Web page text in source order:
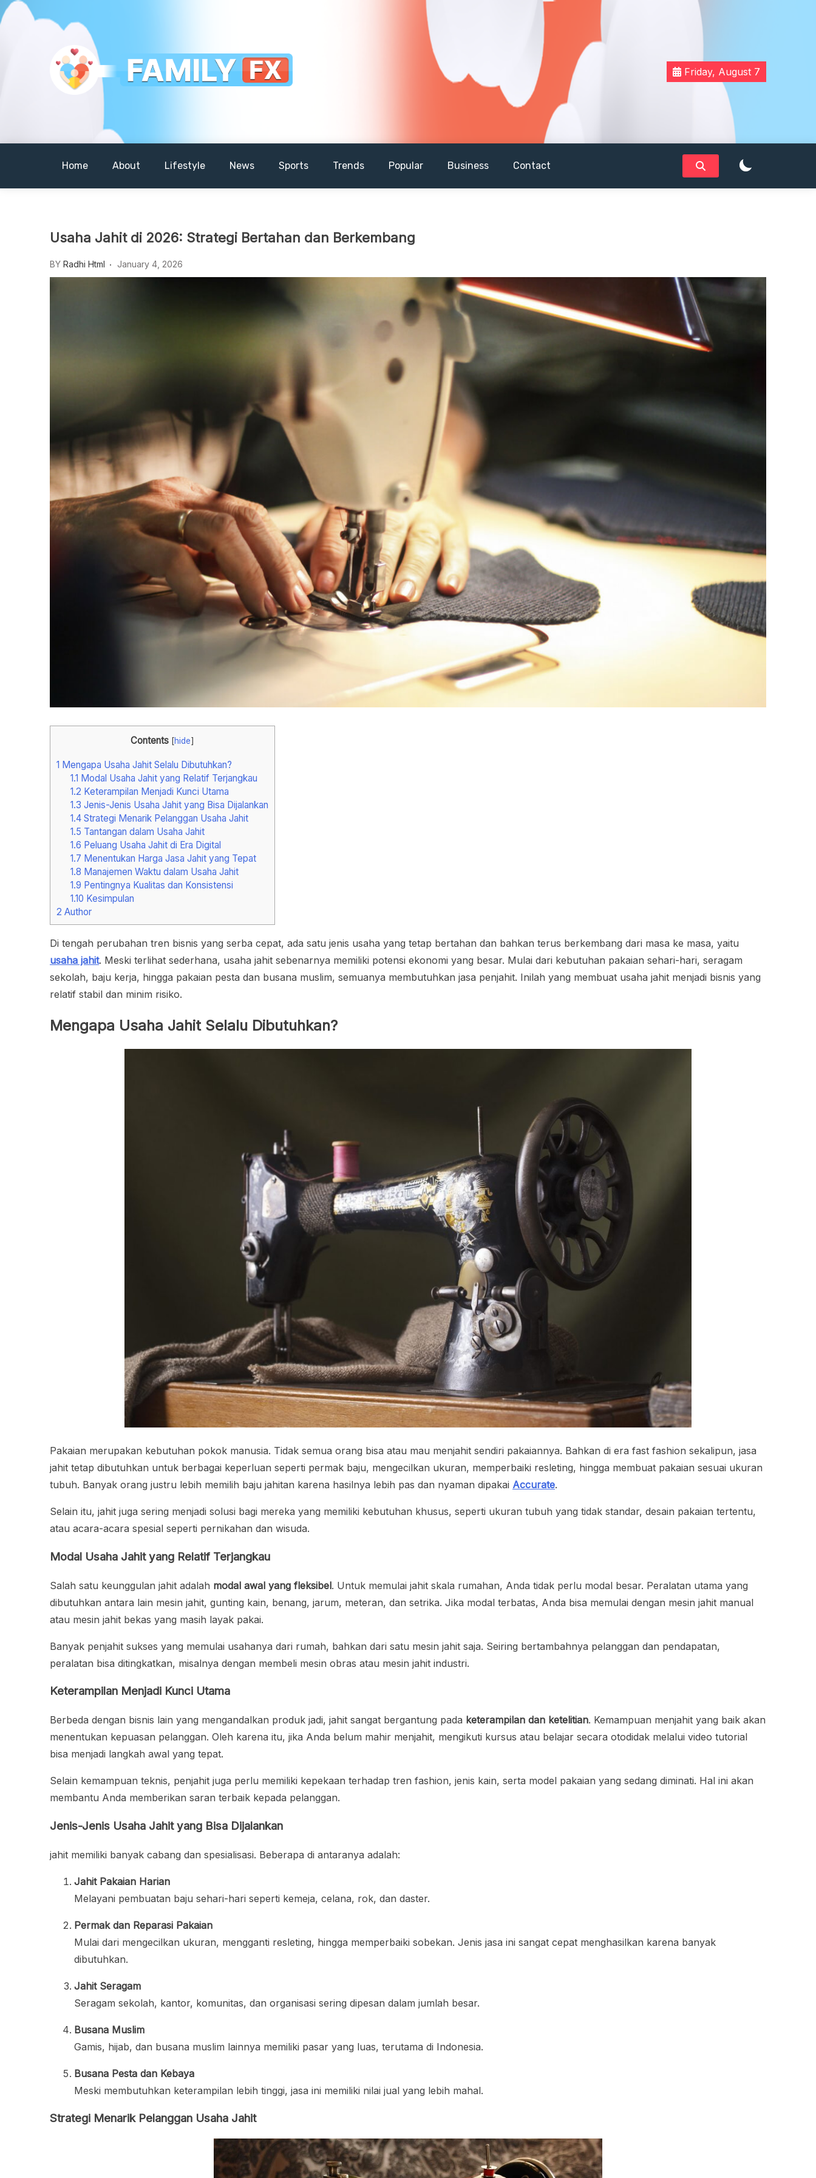
Skip
to
Familyfx
Your Daily Dose of Family Wisdom
Friday, August 7
Home About Lifestyle News Sports Trends Popular Business Contact
Usaha Jahit di 2026: Strategi Bertahan dan Berkembang
BY Radhi Html January 4, 2026
Contents [hide]
1 Mengapa Usaha Jahit Selalu Dibutuhkan?
1.1 Modal Usaha Jahit yang Relatif Terjangkau
1.2 Keterampilan Menjadi Kunci Utama
1.3 Jenis-Jenis Usaha Jahit yang Bisa Dijalankan
1.4Strategi Menarik Pelanggan Usaha Jahit
1.5 Tantangan dalam Usaha Jahit
1.6 Peluang Usaha Jahit di Era Digital
1.7 Menentukan Harga Jasa Jahit yang Tepat
1.8 Manajemen Waktu dalam Usaha Jahit
1.9 Pentingnya Kualitas dan Konsistensi
1.10 Kesimpulan
2 Author
Di tengah perubahan tren bisnis yang serba cepat, ada satu jenis usaha yang tetap bertahan dan bahkan terus berkembang dari masa ke masa, yaitu
usaha jahit. Meski terlihat sederhana, usaha jahit sebenarnya memiliki potensi ekonomi yang besar. Mulai dari kebutuhan pakaian sehari-hari, seragam
sekolah, baju kerja, hingga pakaian pesta dan busana muslim, semuanya membutuhkan jasa penjahit. Inilah yang membuat usaha jahit menjadi bisnis yang
relatif stabil dan minim risiko.
Mengapa Usaha Jahit Selalu Dibutuhkan?
Pakaian merupakan kebutuhan pokok manusia. Tidak semua orang bisa atau mau menjahit sendiri pakaiannya. Bahkan di era fast fashion sekalipun, jasa
jahit tetap dibutuhkan untuk berbagai keperluan seperti permak baju, mengecilkan ukuran, memperbaiki resleting, hingga membuat pakaian sesuai ukuran
tubuh. Banyak orang justru lebih memilih baju jahitan karena hasilnya lebih pas dan nyaman dipakai Accurate.
Selain itu, jahit juga sering menjadi solusi bagi mereka yang memiliki kebutuhan khusus, seperti ukuran tubuh yang tidak standar, desain pakaian tertentu,
atau acara-acara spesial seperti pernikahan dan wisuda.
Modal Usaha Jahit yang Relatif Terjangkau
Salah satu keunggulan jahit adalah modal awal yang fleksibel. Untuk memulai jahit skala rumahan, Anda tidak perlu modal besar. Peralatan utama yang
dibutuhkan antara lain mesin jahit, gunting kain, benang, jarum, meteran, dan setrika. Jika modal terbatas, Anda bisa memulai dengan mesin jahit manual
atau mesin jahit bekas yang masih layak pakai.
Banyak penjahit sukses yang memulai usahanya dari rumah, bahkan dari satu mesin jahit saja. Seiring bertambahnya pelanggan dan pendapatan,
peralatan bisa ditingkatkan, misalnya dengan membeli mesin obras atau mesin jahit industri.
Keterampilan Menjadi Kunci Utama
Berbeda dengan bisnis lain yang mengandalkan produk jadi, jahit sangat bergantung pada keterampilan dan ketelitian. Kemampuan menjahit yang baik akan
menentukan kepuasan pelanggan. Oleh karena itu, jika Anda belum mahir menjahit, mengikuti kursus atau belajar secara otodidak melalui video tutorial
bisa menjadi langkah awal yang tepat.
Selain kemampuan teknis, penjahit juga perlu memiliki kepekaan terhadap tren fashion, jenis kain, serta model pakaian yang sedang diminati. Hal ini akan
membantu Anda memberikan saran terbaik kepada pelanggan.
Jenis-Jenis Usaha Jahit yang Bisa Dijalankan
jahit memiliki banyak cabang dan spesialisasi. Beberapa di antaranya adalah:
Jahit Pakaian Harian
Melayani pembuatan baju sehari-hari seperti kemeja, celana, rok, dan daster.
Permak dan Reparasi Pakaian
Mulai dari mengecilkan ukuran, mengganti resleting, hingga memperbaiki sobekan. Jenis jasa ini sangat cepat menghasilkan karena banyak
dibutuhkan.
Jahit Seragam
Seragam sekolah, kantor, komunitas, dan organisasi sering dipesan dalam jumlah besar.
Busana Muslim
Gamis, hijab, dan busana muslim lainnya memiliki pasar yang luas, terutama di Indonesia.
Busana Pesta dan Kebaya
Meski membutuhkan keterampilan lebih tinggi, jasa ini memiliki nilai jual yang lebih mahal.
Strategi Menarik Pelanggan Usaha Jahit